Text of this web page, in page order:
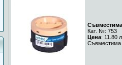
Съвместима
Кат. №: 753
Цена: 11.80
Съвместима